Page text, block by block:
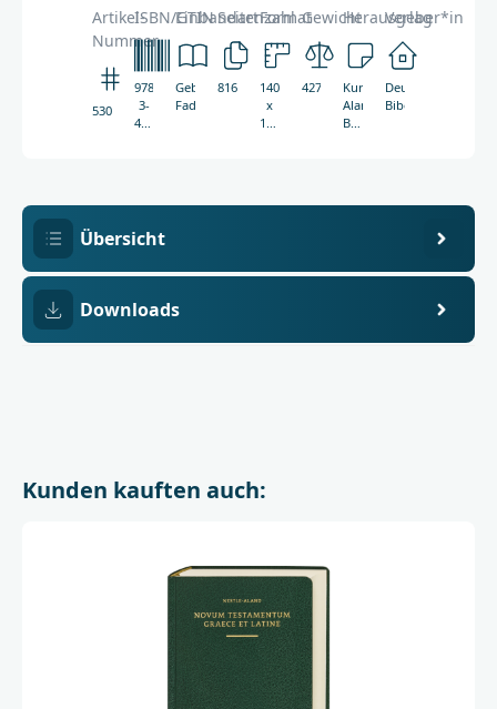
Artikel-
Nummer
5301
ISBN/GTIN
978-
3-
438-
Einbandart
Gebunden,
Fadenheftung
Seitenzahl
816
Format
140
x
194
Gewicht
427g
Herausgeber*in
Kurt
Aland
Barbara
Verlag
Deutsche
Bibelgesellschaft
Übersicht
Downloads
Kunden kauften auch: